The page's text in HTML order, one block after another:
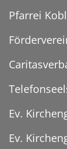
Pfarrei
Ev.
Ev.